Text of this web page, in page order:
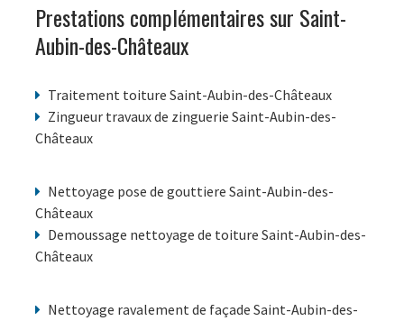
Prestations complémentaires sur Saint-
Aubin-des-Châteaux
Traitement toiture Saint-Aubin-des-Châteaux
Zingueur travaux de zinguerie Saint-Aubin-des-
Châteaux
Nettoyage pose de gouttiere Saint-Aubin-des-
Châteaux
Demoussage nettoyage de toiture Saint-Aubin-des-
Châteaux
Nettoyage ravalement de façade Saint-Aubin-des-